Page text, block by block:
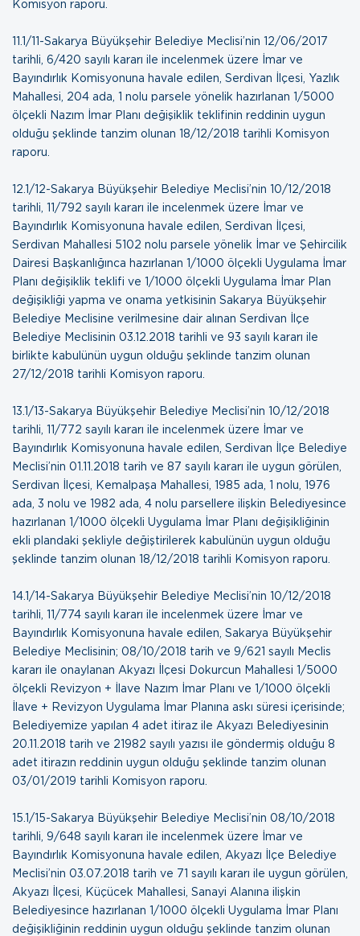
Komisyon raporu
11.1/11-Sakarya Büyükşehir Belediye Meclisi’nin 12/06/2017
tarihli, 6/420 sayılı kararı ile incelenmek üzere İmar ve
Bayındırlık Komisyonuna havale edilen, Serdivan İlçesi, Yazlık
Mahallesi, 204 ada, 1 nolu parsele yönelik hazırlanan 1/5000
ölçekli Nazım İmar Planı değişiklik teklifinin reddinin uygun
olduğu şeklinde tanzim olunan 18/12/2018 tarihli Komisyon
raporu
12.1/12-Sakarya Büyükşehir Belediye Meclisi’nin 10/12/2018
tarihli, 11/792 sayılı kararı ile incelenmek üzere İmar ve
Bayındırlık Komisyonuna havale edilen, Serdivan İlçesi,
Serdivan Mahallesi 5102 nolu parsele yönelik İmar ve Şehircilik
Dairesi Başkanlığınca hazırlanan 1/1000 ölçekli Uygulama İmar
Planı değişiklik teklifi ve 1/1000 ölçekli Uygulama İmar Plan
değişikliği yapma ve onama yetkisinin Sakarya Büyükşehir
Belediye Meclisine verilmesine dair alınan Serdivan İlçe
Belediye Meclisinin 03.12.2018 tarihli ve 93 sayılı kararı ile
birlikte kabulünün uygun olduğu şeklinde tanzim olunan
27/12/2018 tarihli Komisyon raporu
13.1/13-Sakarya Büyükşehir Belediye Meclisi’nin 10/12/2018
tarihli, 11/772 sayılı kararı ile incelenmek üzere İmar ve
Bayındırlık Komisyonuna havale edilen, Serdivan İlçe Belediye
Meclisi’nin 01.11.2018 tarih ve 87 sayılı kararı ile uygun görülen,
Serdivan İlçesi, Kemalpaşa Mahallesi, 1985 ada, 1 nolu, 1976
ada, 3 nolu ve 1982 ada, 4 nolu parsellere ilişkin Belediyesince
hazırlanan 1/1000 ölçekli Uygulama İmar Planı değişikliğinin
ekli plandaki şekliyle değiştirilerek kabulünün uygun olduğu
şeklinde tanzim olunan 18/12/2018 tarihli Komisyon raporu
14.1/14-Sakarya Büyükşehir Belediye Meclisi’nin 10/12/2018
tarihli, 11/774 sayılı kararı ile incelenmek üzere İmar ve
Bayındırlık Komisyonuna havale edilen, Sakarya Büyükşehir
Belediye Meclisinin; 08/10/2018 tarih ve 9/621 sayılı Meclis
kararı ile onaylanan Akyazı İlçesi Dokurcun Mahallesi 1/5000
ölçekli Revizyon + İlave Nazım İmar Planı ve 1/1000 ölçekli
İlave + Revizyon Uygulama İmar Planına askı süresi içerisinde;
Belediyemize yapılan 4 adet itiraz ile Akyazı Belediyesinin
20.11.2018 tarih ve 21982 sayılı yazısı ile göndermiş olduğu 8
adet itirazın reddinin uygun olduğu şeklinde tanzim olunan
03/01/2019 tarihli Komisyon raporu
15.1/15-Sakarya Büyükşehir Belediye Meclisi’nin 08/10/2018
tarihli, 9/648 sayılı kararı ile incelenmek üzere İmar ve
Bayındırlık Komisyonuna havale edilen, Akyazı İlçe Belediye
Meclisi’nin 03.07.2018 tarih ve 71 sayılı kararı ile uygun görülen,
Akyazı İlçesi, Küçücek Mahallesi, Sanayi Alanına ilişkin
Belediyesince hazırlanan 1/1000 ölçekli Uygulama İmar Planı
değişikliğinin reddinin uygun olduğu şeklinde tanzim olunan